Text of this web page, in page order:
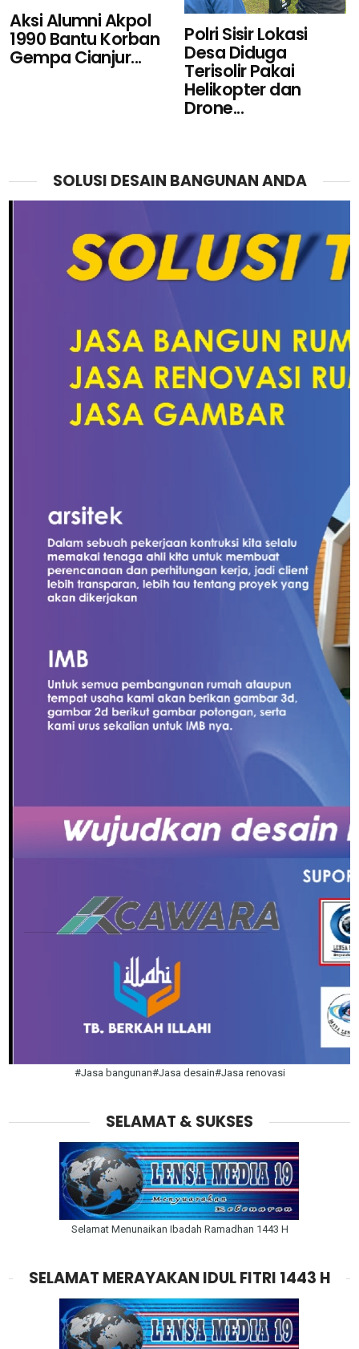
Aksi Alumni Akpol
1990 Bantu Korban
Gempa Cianjur...
Polri Sisir Lokasi
Desa Diduga
Terisolir Pakai
Helikopter dan
Drone...
SOLUSI DESAIN BANGUNAN ANDA
#Jasa bangunan#Jasa desain#Jasa renovasi
SELAMAT & SUKSES
Selamat Menunaikan Ibadah Ramadhan 1443 H
SELAMAT MERAYAKAN IDUL FITRI 1443 H